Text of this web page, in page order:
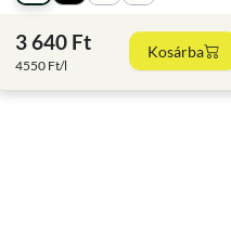
3 640 Ft
4550 Ft/l
Kosárba